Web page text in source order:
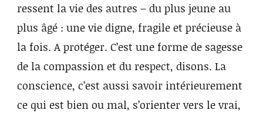
ressent la vie des autres – du plus jeune au
plus âgé : une vie digne, fragile et précieuse à
la fois. A protéger. C’est une forme de sagesse
de la compassion et du respect, disons. La
conscience, c’est aussi savoir intérieurement
ce qui est bien ou mal, s’orienter vers le vrai,